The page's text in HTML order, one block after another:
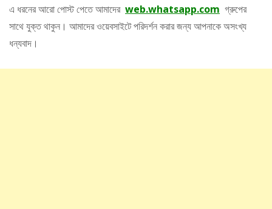
এ ধরনের আরো পোস্ট পেতে আমাদের web.whatsapp.com গ্রুপের
সাথে যুক্ত থাকুন। আমাদের ওয়েবসাইটে পরিদর্শন করার জন্য আপনাকে অসংখ্য
ধন্যবাদ।